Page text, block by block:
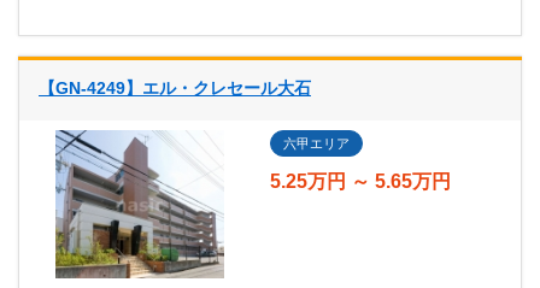
【GN-4249】エル・クレセール大石
六甲エリア
5.25万円 ～ 5.65万円